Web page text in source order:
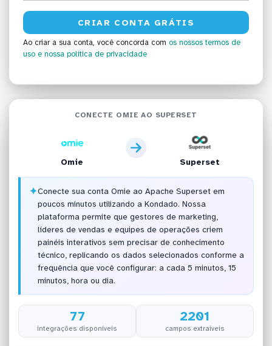
Ao criar a sua conta, você concorda com os nossos termos de
uso e nossa política de privacidade
CONECTE OMIE AO SUPERSET
Omie Superset
✦Conecte sua conta Omie ao Apache Superset em
poucos minutos utilizando a Kondado. Nossa
plataforma permite que gestores de marketing,
líderes de vendas e equipes de operações criem
painéis interativos sem precisar de conhecimento
técnico, replicando os dados selecionados conforme a
frequência que você configurar: a cada 5 minutos, 15
minutos, hora ou dia.
77
integrações disponíveis
2201
campos extraíveis